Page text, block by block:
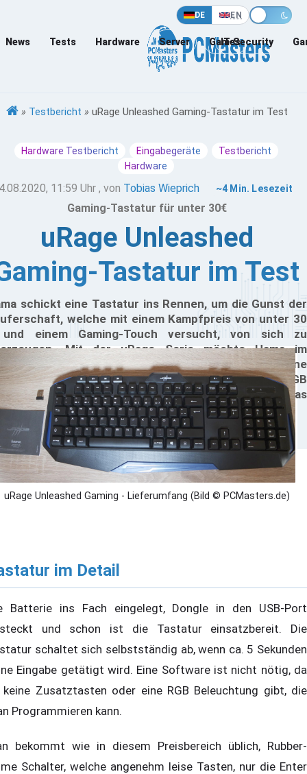
DE EN
News Tests Hardware Server Games
IT-Security
» Testbericht » uRage Unleashed Gaming-Tastatur im Test
Hardware Testbericht Eingabegeräte
Testbericht
Hardware
11:59 Uhr , von Tobias Wieprich ~4 Min. Lesezeit
Gaming-Tastatur für unter 30€
uRage Unleashed
Tastatur im Test
schickt eine Tastatur ins Rennen, um die Gunst der
welche mit einem Kampfpreis von unter 30
einem Gaming-Touch versucht, von sich zu
Mit der uRage Serie möchte Hama im
Preisbereich wildern, dass man nun keine
Taster oder eine aufwendige RGB
vorfindet, sollte jedem klar sein, aber was
man für seine 30 €?
uRage Unleashed Gaming - Lieferumfang (Bild © PCMasters.de)
im Detail
Batterie ins Fach eingelegt, Dongle in den USB-Port
und schon ist die Tastatur einsatzbereit. Die
schaltet sich selbstständig ab, wenn ca. 5 Sekunden
Eingabe getätigt wird. Eine Software ist nicht nötig, da
keine Zusatztasten oder eine RGB Beleuchtung gibt, die
Programmieren kann.
bekommt wie in diesem Preisbereich üblich, Rubber-
Schalter, welche angenehm leise Tasten, nur die Enter